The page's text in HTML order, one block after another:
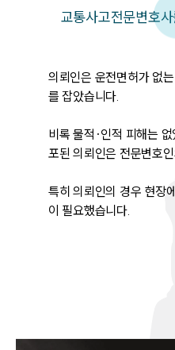
교통사고전문변호
의뢰인은 운전면허가 없
를 잡았습니다.
비록 물적·인적 피해는
포된 의뢰인은 전문변호
특히 의뢰인의 경우 현장
이 필요했습니다.